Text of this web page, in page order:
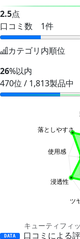
2.5点
口コミ数 1件
カテゴリ内順位
26%以内
470位 / 1,813製品中
キューティフィ
DATA 口コミによる